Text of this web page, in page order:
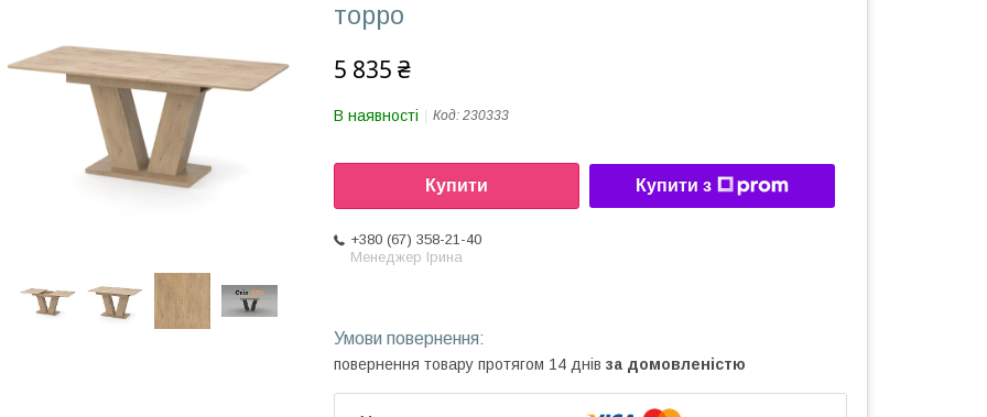
торро
5 835 ₴
В наявності Код: 230333
Купити Купити з
+380 (67) 358-21-40
Менеджер Ірина
повернення товару протягом 14 днів за домовленістю